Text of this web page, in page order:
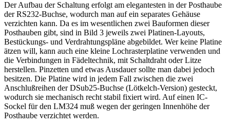
Der Aufbau der Schaltung erfolgt am elegantesten in der Posthaube
der RS232-Buchse, wodurch man auf ein separates Gehäuse
verzichten kann. Da es im wesentlichen zwei Bauformen dieser
Posthauben gibt, sind in Bild 3 jeweils zwei Platinen-Layouts,
Bestückungs- und Verdrahtungspläne abgebildet. Wer keine Platine
ätzen will, kann auch eine kleine Lochrasterplatine verwenden und
die Verbindungen in Fädeltechnik, mit Schaltdraht oder Litze
herstellen. Pinzetten und etwas Ausdauer sollte man dabei jedoch
besitzen. Die Platine wird in jedem Fall zwischen die zwei
Anschlußreihen der DSub25-Buchse (Lötkelch-Version) gesteckt,
wodurch sie mechanisch recht stabil fixiert wird. Auf einen IC-
Sockel für den LM324 muß wegen der geringen Innenhöhe der
Posthaube verzichtet werden.